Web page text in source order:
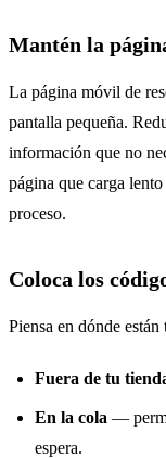
Mantén la
La página móvil de
pantalla pequeña.
información que no
página que carga
proceso.
Coloca los
Piensa en dónde
Fuera de tu
En la cola —
espera.